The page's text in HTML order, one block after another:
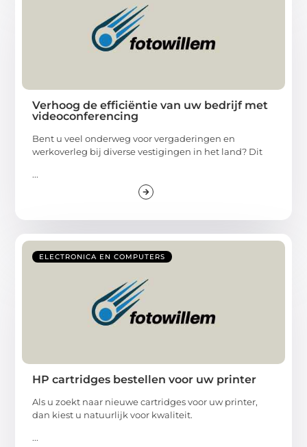
Verhoog de efficiëntie van uw bedrijf met
videoconferencing
Bent u veel onderweg voor vergaderingen en
werkoverleg bij diverse vestigingen in het land? Dit
...
ELECTRONICA EN COMPUTERS
HP cartridges bestellen voor uw printer
Als u zoekt naar nieuwe cartridges voor uw printer,
dan kiest u natuurlijk voor kwaliteit.
...